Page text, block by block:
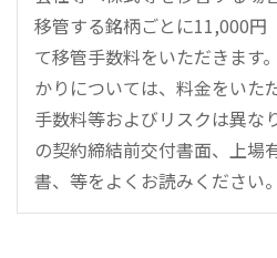
移管する銘柄ごとに11,000円
て移管手数料をいただきます
かりについては、料金をいた
手数料等およびリスクは異な
の契約締結前交付書面、上場
書、等をよくお読みください。